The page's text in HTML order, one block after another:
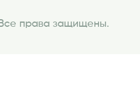
Все права защищены.